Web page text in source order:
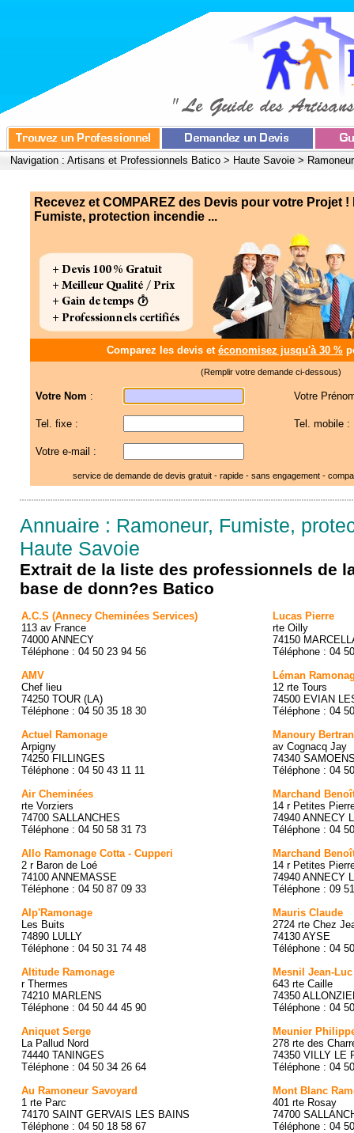
Navigation : Artisans et Professionnels Batico > Haute Savoie >
Recevez et COMPAREZ des Devis pour votre Projet !
Fumiste, protection incendie ...
Comparez les devis et économisez jusqu'à 30 %
(Remplir votre demande ci-dessous)
Votre Nom : Votre
Tel. fixe : Tel. mobile :
Votre e-mail :
service de demande de devis gratuit - rapide - sans engagement -
Annuaire : Ramoneur, Fumiste,
Haute Savoie
Extrait de la liste des professionnels de
base de donn?es Batico
A.C.S (Annecy Cheminées Services)
113 av France
74000 ANNECY
Téléphone : 04 50 23 94 56
AMV
Chef lieu
74250 TOUR (LA)
Téléphone : 04 50 35 18 30
Actuel Ramonage
Arpigny
74250 FILLINGES
Téléphone : 04 50 43 11 11
Air Cheminées
rte Vorziers
74700 SALLANCHES
Téléphone : 04 50 58 31 73
Allo Ramonage Cotta - Cupperi
2 r Baron de Loé
74100 ANNEMASSE
Téléphone : 04 50 87 09 33
Alp'Ramonage
Les Buits
74890 LULLY
Téléphone : 04 50 31 74 48
Altitude Ramonage
r Thermes
74210 MARLENS
Téléphone : 04 50 44 45 90
Aniquet Serge
La Pallud Nord
74440 TANINGES
Téléphone : 04 50 34 26 64
Au Ramoneur Savoyard
1 rte Parc
74170 SAINT GERVAIS LES BAINS
Téléphone : 04 50 18 58 67
Lucas Pierre
rte Oilly
74150
Téléphone : 04
Léman
12 rte Tours
74500 EVIAN
Téléphone : 04
Manoury
av Cognacq Jay
74340
Téléphone : 04
Marchand
14 r Petites
74940 ANNECY
Téléphone : 04
Marchand
14 r Petites
74940 ANNECY
Téléphone : 09
Mauris Claude
2724 rte Chez
74130 AYSE
Téléphone : 04
Mesnil Jean-Luc
643 rte Caille
74350
Téléphone : 04
Meunier
278 rte des
74350 VILLY LE
Téléphone : 04
Mont Blanc
401 rte Rosay
74700
Téléphone : 04